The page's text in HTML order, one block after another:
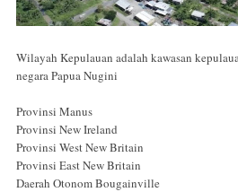
Wilayah Kepulauan adalah kawasan
negara Papua Nugini
Provinsi Manus
Provinsi New Ireland
Provinsi West New Britain
Provinsi East New Britain
Daerah Otonom Bougainville